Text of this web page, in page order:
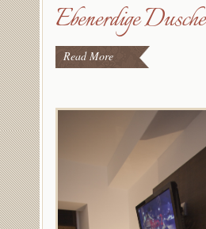
Ebenerdige Dusche
Read More